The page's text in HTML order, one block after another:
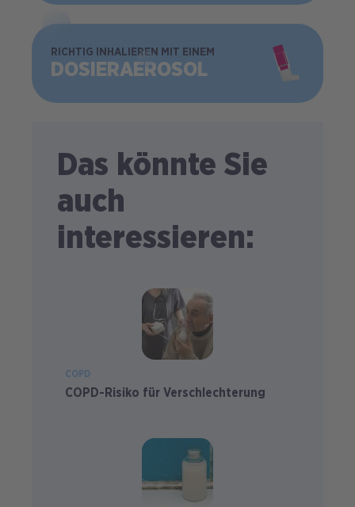
BILD
RICHTIG INHALIEREN MIT EINEM
DOSIER­AEROSOL
Das könnte Sie
auch
interessieren:
COPD
COPD-Risiko für Verschlechterung